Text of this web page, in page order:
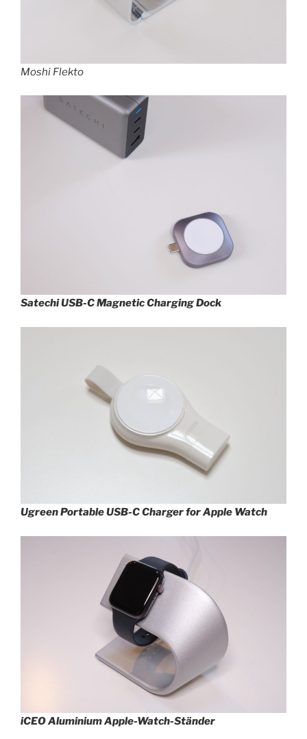
Moshi Flekto
Satechi USB-C Magnetic Charging Dock
Ugreen Portable USB-C Charger for Apple Watch
iCEO Aluminium Apple-Watch-Ständer